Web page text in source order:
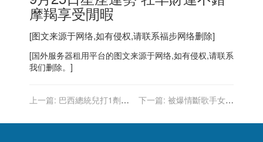
摩羯享受閒暇
[图文来源于网络,如有侵权,请联系福步网络删除]
[国外服务器租用平台的图文来源于网络,如有侵权,请联系
我们删除。]
上一篇: 巴西總統兒打1劑疫
下一篇: 被爆情斷歌手女友
愛著對方